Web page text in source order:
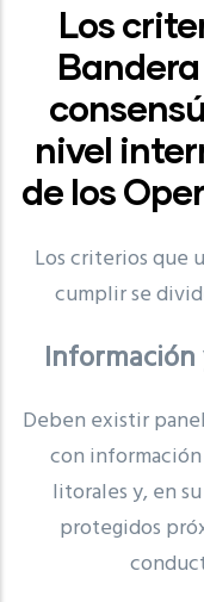
Los
nivel
de los
Los criterios que
cumplir se
Deben existir
con información
litorales y, en
protegidos